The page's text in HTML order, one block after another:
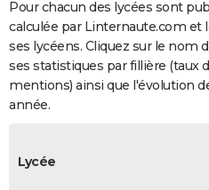
FORUM
Bricolage
Lifestyle
Culture
Television
Voyage
Cinema
Pour chacun des lycées sont
calculée par Linternaute.com et
ses lycéens. Cliquez sur le nom
ses statistiques par fillière (taux
mentions) ainsi que l'évolution
année.
Lycée